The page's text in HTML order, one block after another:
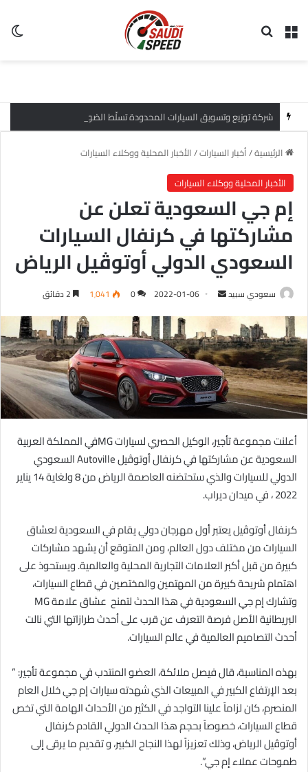
القائمة
الرئيسية/أخبار السيارات/الأخبار المحلية ووكلاء السيارات
الأخبار المحلية ووكلاء السيارات
إم جي السعودية تعلن عن
مشاركتها في كرنفال السيارات
السعودي الدولي أوتوڤيل الرياض
سعودي سبيد
س
ل
ب
ر
ي
د
إ
ل
ك
ت
و
ا
2022-01-06
0 1٬041
أعلنت مجموعة تأجير، الوكيل الحصري لسياراتMGفي المملكة العربية
السعودية عن مشاركتها في كرنفال أوتوڤيلAutovilleالسعودي
الدولي للسيارات والذي ستحتضنه العاصمة الرياض من 8 ولغاية 14 يناير
2022 ، في ميدان ديراب.
كرنفال أوتوڤيل يعتبر أول مهرجان دولي يقام في السعودية لعشاق
السيارات من مختلف دول العالم، ومن المتوقع أن يشهد مشاركات
كبيرة من قبل أكبر العلامات التجارية المحلية والعالمية. ويستحوذ على
اهتمام شريحة كبيرة من المهتمين والمختصين في قطاع السيارات،
وتشارك إم جي السعودية في هذا الحدث لتمنح عشاق علامةMG
البريطانية الأصل فرصة التعرف عن قرب على أحدث طرازاتها التي نالت
أحدث التصاميم العالمية في عالم السيارات.
بهذه المناسبة، قال فيصل ملائكة، العضو المنتدب في مجموعة تأجير: ”
بعد الإرتفاع الكبير في المبيعات الذي شهدته سيارات إم جي خلال العام
المنصرم، كان لزاماً علينا التواجد في الكثير من الأحداث الهامة التي تخص
قطاع السيارات، خصوصاً بحجم هذا الحدث الدولي القادم كرنفال
أوتوڤيل الرياض، وذلك تعزيزاً لهذا النجاح الكبير، و تقديم ما يرقى إلى
طموحات عملاء إم جي”.